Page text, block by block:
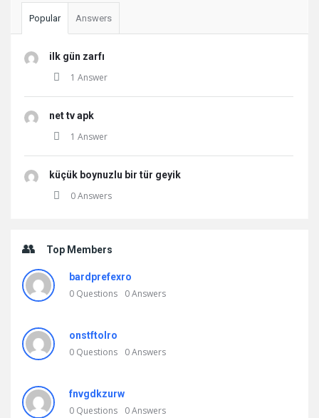
Popular Answers
ilk gün zarfı
1 Answer
net tv apk
1 Answer
küçük boynuzlu bir tür geyik
0 Answers
Top Members
bardprefexro
0 Questions 0Answers
onstftolro
0 Questions 0Answers
fnvgdkzurw
0 Questions 0Answers